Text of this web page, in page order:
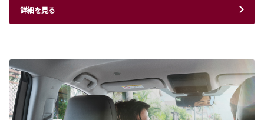
詳細を見る